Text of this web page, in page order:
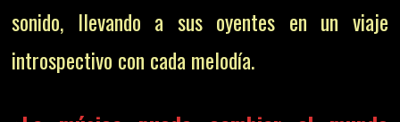
sonido, llevando a sus oyentes en un viaje
introspectivo con cada melodía.